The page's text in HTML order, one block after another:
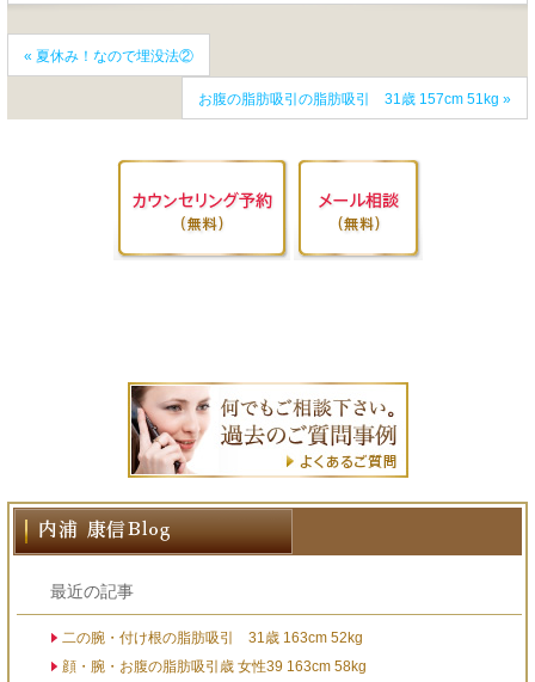
« 夏休み！なので埋没法②
お腹の脂肪吸引の脂肪吸引 31歳 157cm 51kg »
最近の記事
二の腕・付け根の脂肪吸引 31歳 163cm 52kg
顔・腕・お腹の脂肪吸引歳 女性39 163cm 58kg